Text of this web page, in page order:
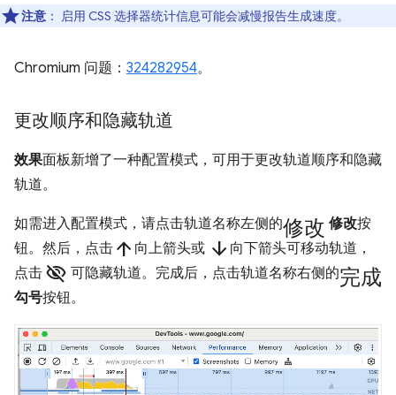
注意 ： 启用 CSS 选择器统计信息可能会减慢报告生成速度。
Chromium 问题： 324282954。
更改顺序和隐藏轨道
效果面板新增了一种配置模式，可用于更改轨道顺序和隐藏
轨道。
如需进入配置模式，请点击轨道名称左侧的修改 修改按
钮。然后，点击 arrow_upward 向上箭头或 arrow_downward 向下箭头可移动轨道，
点击 visibility_off 可隐藏轨道。完成后，点击轨道名称右侧的完成
勾号按钮。